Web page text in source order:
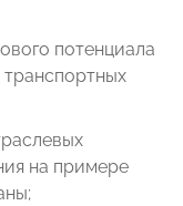
потенциала
транспортных
на примере